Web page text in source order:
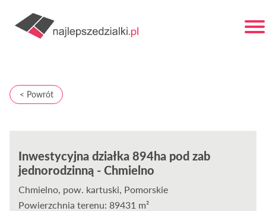
< Powrót
Inwestycyjna działka 894ha pod zab
jednorodzinną - Chmielno
Chmielno, pow. kartuski, Pomorskie
Powierzchnia terenu: 89431 m²